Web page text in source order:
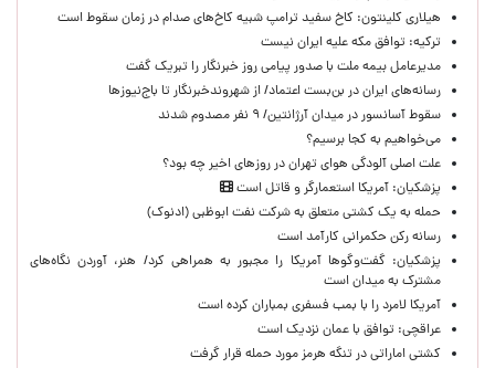
هیلاری کلینتون: کاخ سفید ترامپ شبیه کاخ‌های صدام در زمان سقوط است
ترکیه: توافق مکه علیه ایران نیست
مدیرعامل بیمه ملت با صدور پیامی روز خبرنگار را تبریک گفت
رسانه‌های ایران در بن‌بست اعتماد/ از شهروندخبرنگار تا باج‌نیوزها
سقوط آسانسور در میدان آرژانتین/ ۹ نفر مصدوم شدند
می‌خواهیم به کجا برسیم؟
علت اصلی آلودگی هوای تهران در روزهای اخیر چه بود؟
پزشکیان: آمریکا استعمارگر و قاتل است
حمله به یک کشتی متعلق به شرکت نفت ابوظبی (ادنوک)
رسانه رکن حکمرانی کارآمد است
پزشکیان: گفت‌وگوها آمریکا را مجبور به همراهی کرد/ هنر، آوردن نگاه‌های
مشترک به میدان است
آمریکا لامرد را با بمب فسفری بمباران کرده است
عراقچی: توافق با عمان نزدیک است
کشتی اماراتی در تنگه هرمز مورد حمله قرار گرفت